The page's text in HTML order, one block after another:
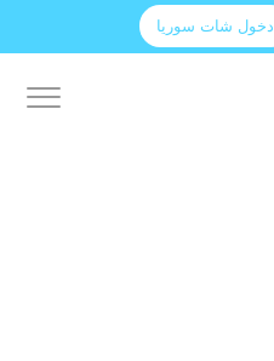
دخول شات سوريا